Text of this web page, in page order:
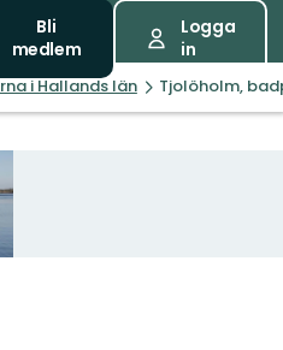
Bli
medlem
Logga
in
i Hallands län Tjolöholm,